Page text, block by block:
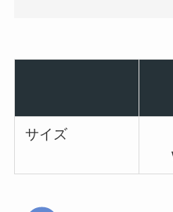
サイズ